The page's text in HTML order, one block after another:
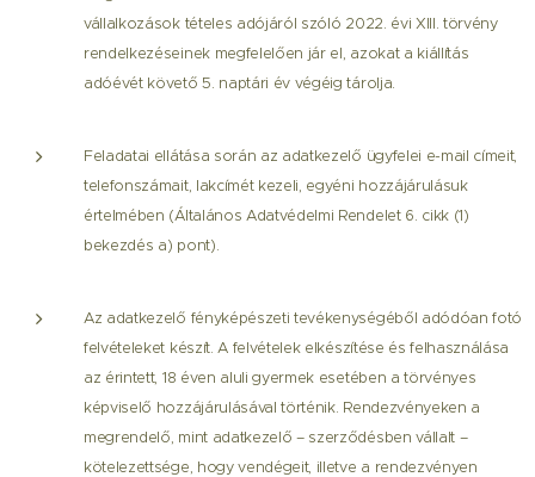
vállalkozások tételes adójáról szóló 2022. évi XIII. törvény
rendelkezéseinek megfelelően jár el, azokat a kiállítás
adóévét követő 5. naptári év végéig tárolja.
Feladatai ellátása során az adatkezelő ügyfelei e-mail címeit,
telefonszámait, lakcímét kezeli, egyéni hozzájárulásuk
értelmében (Általános Adatvédelmi Rendelet 6. cikk (1)
bekezdés a) pont).
Az adatkezelő fényképészeti tevékenységéből adódóan fotó
felvételeket készít. A felvételek elkészítése és felhasználása
az érintett, 18 éven aluli gyermek esetében a törvényes
képviselő hozzájárulásával történik. Rendezvényeken a
megrendelő, mint adatkezelő – szerződésben vállalt –
kötelezettsége, hogy vendégeit, illetve a rendezvényen